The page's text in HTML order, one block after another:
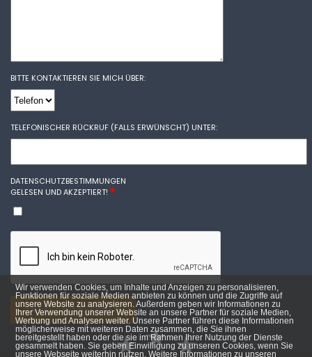
Wir verwenden Cookies, um Inhalte und Anzeigen zu personalisieren,
Funktionen für soziale Medien anbieten zu können und die Zugriffe auf
unsere Website zu analysieren. Außerdem geben wir Informationen zu
Ihrer Verwendung unserer Website an unsere Partner für soziale Medien,
Werbung und Analysen weiter. Unsere Partner führen diese Informationen
möglicherweise mit weiteren Daten zusammen, die Sie ihnen
bereitgestellt haben oder die sie im Rahmen Ihrer Nutzung der Dienste
gesammelt haben. Sie geben Einwilligung zu unseren Cookies, wenn Sie
unsere Webseite weiterhin nutzen. Weitere Informationen zu unseren
BITTE KONTAKTIEREN SIE MICH ÜBER:
TELEFONISCHER RÜCKRUF (FALLS ERWÜNSCHT) UNTER:
DATENSCHUTZBESTIMMUNGEN
GELESEN UND AKZEPTIERT!
ANFRAGE ABSENDEN